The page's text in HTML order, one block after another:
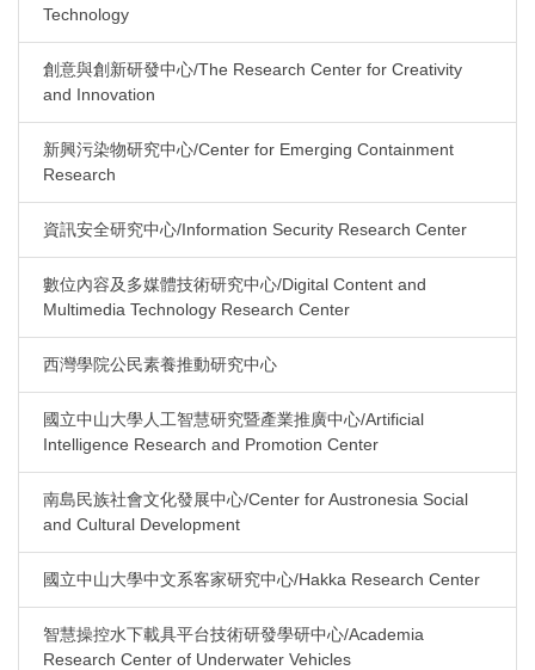
Technology
創意與創新研發中心/The Research Center for Creativity
and Innovation
新興污染物研究中心/Center for Emerging Containment
Research
資訊安全研究中心/Information Security Research Center
數位內容及多媒體技術研究中心/Digital Content and
Multimedia Technology Research Center
西灣學院公民素養推動研究中心
國立中山大學人工智慧研究暨產業推廣中心/Artificial
Intelligence Research and Promotion Center
南島民族社會文化發展中心/Center for Austronesia Social
and Cultural Development
國立中山大學中文系客家研究中心/Hakka Research Center
智慧操控水下載具平台技術研發學研中心/Academia
Research Center of Underwater Vehicles